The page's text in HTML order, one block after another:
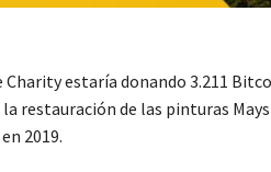
Charity estaría donando 3.211
restauración de las pinturas
2019.